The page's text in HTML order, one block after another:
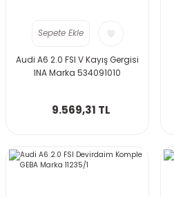
Sepete Ekle
Audi A6 2.0 FSI V Kayış Gergisi
INA Marka 534091010
9.569,31 TL